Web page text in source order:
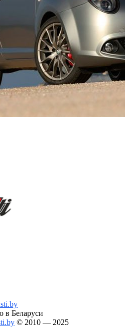
в Беларуси
© 2010 — 2025